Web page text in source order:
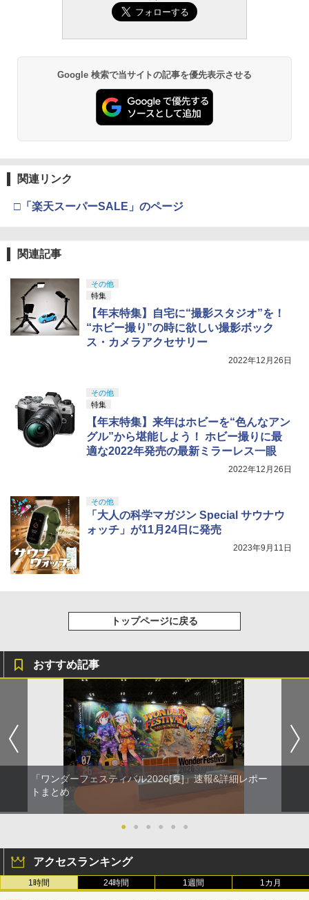
Google 検索で当サイトの記事を優先表示させる
関連リンク
□「楽天スーパーSALE」のページ
関連記事
その他
特集
【年末特集】自宅に“撮影スタジオ”を！
“ホビー撮り”の時に欲しい撮影ボック
ス・カメラアクセサリー
2022年12月26日
その他
特集
【年末特集】来年はホビーを“色んなアン
グル”から堪能しよう！ ホビー撮りに最
適な2022年発売の最新ミラーレス一眼
2022年12月26日
その他
「大人の科学マガジン Special サウナウ
ォッチ」が11月24日に発売
2023年9月11日
トップページに戻る
おすすめ記事
「ワンダーフェスティバル2026[夏]」速報&詳細レポー
トまとめ
● ● ● ● ● ●
アクセスランキング
1時間 24時間 1週間 1カ月